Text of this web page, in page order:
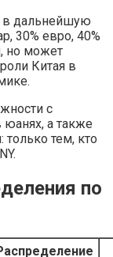
в дальнейшую
30% евро, 40%
но может
Китая в
с
а также
тем, кто
по